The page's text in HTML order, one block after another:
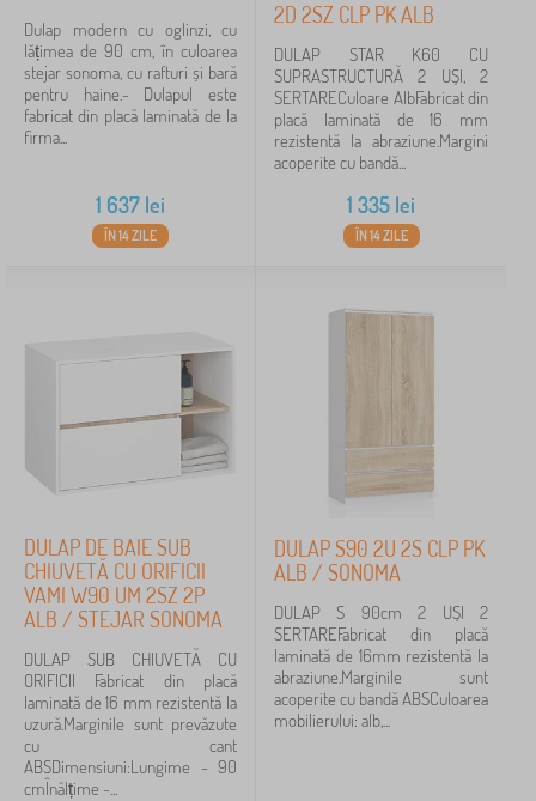
Dulap modern cu oglinzi, cu
lățimea de 90 cm, în culoarea
stejar sonoma, cu rafturi și bară
pentru haine.- Dulapul este
fabricat din placă laminată de la
firma...
1 637 lei
ÎN 14 ZILE
2D 2SZ CLP PK ALB
DULAP STAR K60 CU
SUPRASTRUCTURĂ 2 UȘI, 2
SERTARECuloare AlbFabricat din
placă laminată de 16 mm
rezistentă la abraziune.Margini
acoperite cu bandă...
1 335 lei
ÎN 14 ZILE
DULAP DE BAIE SUB
CHIUVETĂ CU ORIFICII
VAMI W90 UM 2SZ 2P
ALB / STEJAR SONOMA
DULAP SUB CHIUVETĂ CU
ORIFICII Fabricat din placă
laminată de 16 mm rezistentă la
uzură.Marginile sunt prevăzute
cu cant
ABSDimensiuni:Lungime - 90
cmÎnălțime -...
DULAP S90 2U 2S CLP PK
ALB / SONOMA
DULAP S 90cm 2 UȘI 2
SERTAREFabricat din placă
laminată de 16mm rezistentă la
abraziune.Marginile sunt
acoperite cu bandă ABSCuloarea
mobilierului: alb,...